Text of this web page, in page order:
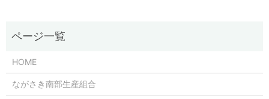
HOME
ながさき南部生産組合